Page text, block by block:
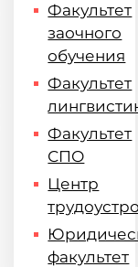
Факультет
заочного
обучения
Факультет
Факультет
СПО
Центр
факультет